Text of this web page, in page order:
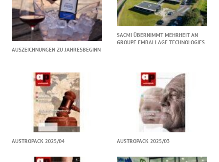
AUSZEICHNUNGEN ZU JAHRESBEGINN
SACMI ÜBERNIMMT MEHRHEIT AN
GROUPE EMBALLAGE TECHNOLOGIES
AUSTROPACK 2025/04 AUSTROPACK 2025/03